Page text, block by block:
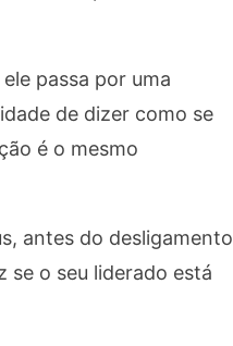
passa por uma
de dizer como se
é o mesmo
antes do
se o seu liderado está